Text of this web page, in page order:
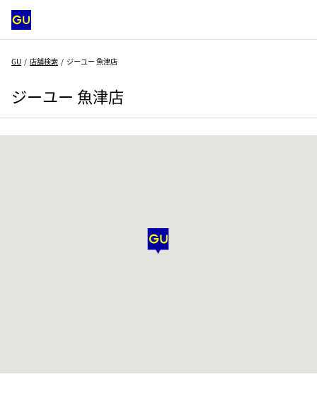
GU 店舗検索 ジーユー 魚津店
ジーユー 魚津店